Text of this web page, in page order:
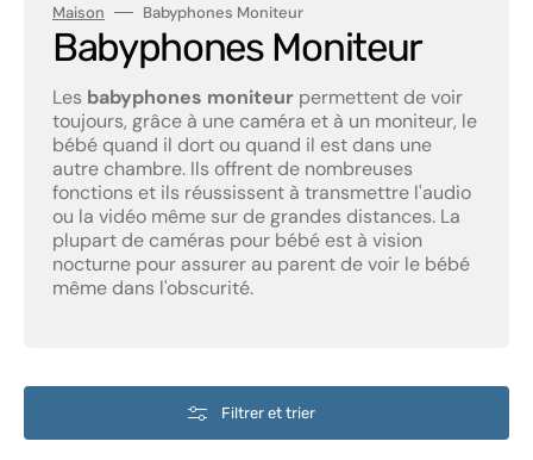
Maison Babyphones Moniteur
Collection:
Babyphones Moniteur
Les babyphones moniteur permettent de voir
toujours, grâce à une caméra et à un moniteur, le
bébé quand il dort ou quand il est dans une
autre chambre. Ils offrent de nombreuses
fonctions et ils réussissent à transmettre l'audio
ou la vidéo même sur de grandes distances. La
plupart de caméras pour bébé est à vision
nocturne pour assurer au parent de voir le bébé
même dans l'obscurité.
Filtrer et trier